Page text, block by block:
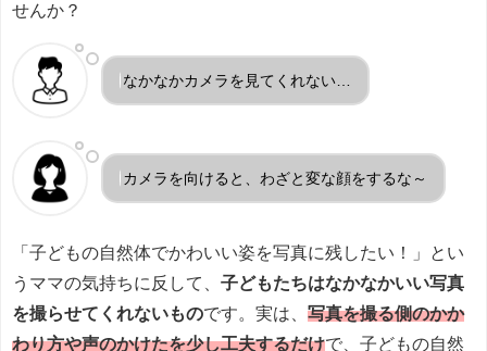
せんか？
なかなかカメラを見てくれない…
カメラを向けると、わざと変な顔をするな～
「子どもの自然体でかわいい姿を写真に残したい！」とい
うママの気持ちに反して、 子どもたちはなかなかいい写真
を撮らせてくれないものです。実は、 写真を撮る側のかか
わり方や声のかけたを少し工夫するだけで、子どもの自然